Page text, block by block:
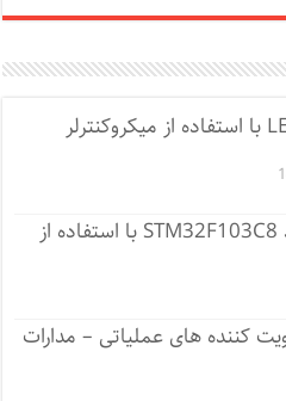
مدار دیمر پاور LED با استفاده از میکروکنترلر
پروگرم کردن بورد STM32F103C8 با استفاده از
کننده های عملیاتی – مدارات